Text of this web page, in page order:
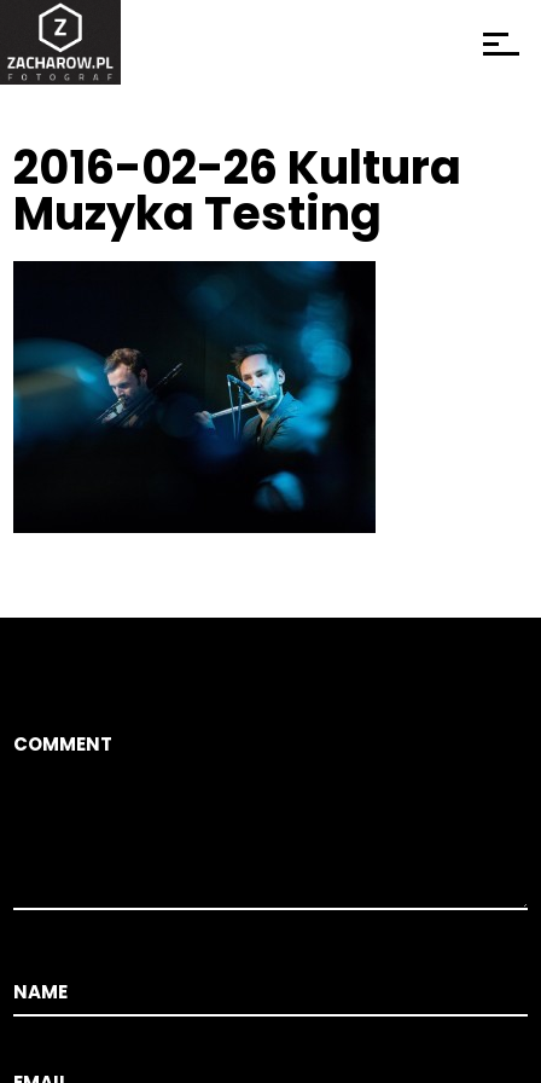
2016-02-26 Kultura
Muzyka Testing